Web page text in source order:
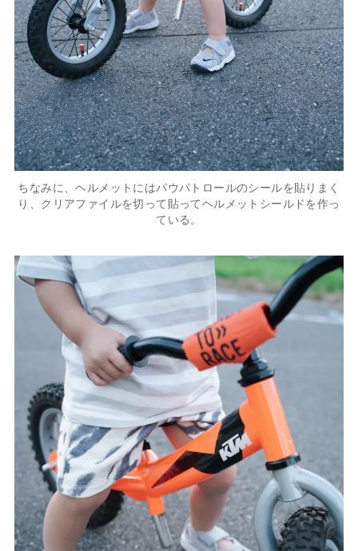
ちなみに、ヘルメットにはパウパトロールのシールを貼りまく
り、クリアファイルを切って貼ってヘルメットシールドを作っ
ている。